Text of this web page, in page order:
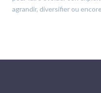
agrandir, diversifier ou